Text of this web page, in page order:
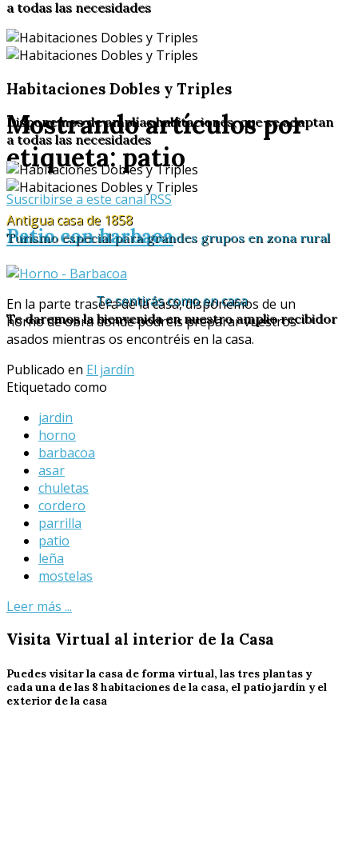
a todas las necesidades
Habitaciones Dobles y Triples
Disponemos de amplías habitaciones, que se adaptan
a todas las necesidades
Antigua casa de 1858
Turismo especial para grandes grupos en zona rural
Te sentirás como en casa
Te daremos la bienvenida en nuestro amplio recibidor
Mostrando artículos por
etiqueta: patio
Suscribirse a este canal RSS
Patio con barbaoa
En la parte trasera de la casa, disponemos de un
horno de obra donde podréis preparar vuestros
asados mientras os encontréis en la casa.
Publicado en El jardín
Etiquetado como
jardin
horno
barbacoa
asar
chuletas
cordero
parrilla
patio
leña
mostelas
Leer más ...
Visita Virtual al interior de la Casa
Puedes visitar la casa de forma virtual, las tres plantas y
cada una de las 8 habitaciones de la casa, el patio jardín y el
exterior de la casa